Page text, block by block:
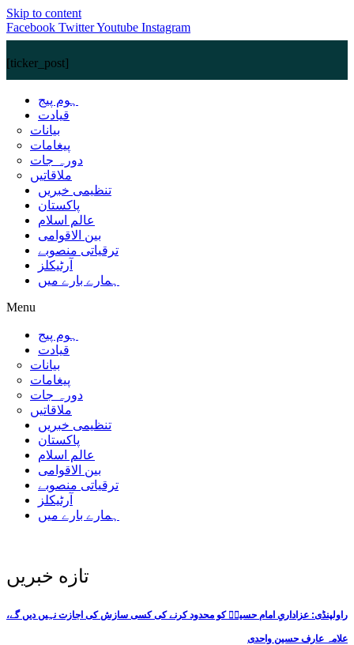
Skip to content
Facebook TwitterYoutube Instagram
[ticker_post]
ہوم پیج
قیادت
بیانات
پیغامات
دورہ جات
ملاقاتیں
تنظیمی خبریں
پاکستان
عالم اسلام
بین الاقوامی
ترقیاتی منصوبے
آرٹیکلز
ہمارے بارے میں
Menu
ہوم پیج
قیادت
بیانات
پیغامات
دورہ جات
ملاقاتیں
تنظیمی خبریں
پاکستان
عالم اسلام
بین الاقوامی
ترقیاتی منصوبے
آرٹیکلز
ہمارے بارے میں
تازه خبریں
راولپنڈی: عزاداریِ امام حسینؑ کو محدود کرنے کی کسی سازش کی اجازت نہیں دیں گے،
علامہ عارف حسین واحدی